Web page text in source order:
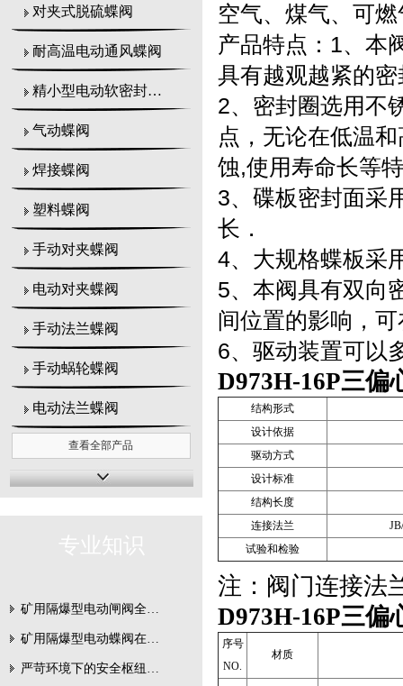
对夹式脱硫蝶阀
耐高温电动通风蝶阀
精小型电动软密封蝶阀
气动蝶阀
焊接蝶阀
塑料蝶阀
手动对夹蝶阀
电动对夹蝶阀
手动法兰蝶阀
手动蜗轮蝶阀
电动法兰蝶阀
查看全部产品
矿用隔爆型电动闸阀全周期维护与故障排查要点
矿用隔爆型电动蝶阀在瓦斯管道控制中的防爆设计与安全标准解析
严苛环境下的安全枢纽：矿用隔爆型电动闸阀的技术剖析
空气、煤气、可
产品特点：1、本
具有越观越紧的
2、密封圈选用不
点，无论在低温
蚀,使用寿命长等
3、碟板密封面采
长．
4、大规格蝶板采
5、本阀具有双向
间位置的影响，
6、驱动装置可以
D973H-16P三偏
结构形式
设计依据
驱动方式
设计标准
结构长度
连接法兰
试验和检验
注：阀门连接法
D973H-16P三偏
序号
NO.
材质